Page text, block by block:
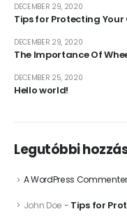
Tips for Protecting Your
DECEMBER 29, 2020
The Importance Of
DECEMBER 29, 2020
Hello world!
DECEMBER 25, 2020
Legutóbbi
A WordPress Commenter
John Doe - Tips for